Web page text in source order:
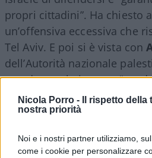
Nicola Porro -
Il rispetto
nostra priorità
Noi e i nostri partner utilizziamo,
come i cookie per personalizzare
propri cittadini”. Ha chiesto
un’offensiva eccessiva che
Tel Aviv. E poi si è vista con
dell’Autorità nazionale
una de-escalation vera” e
lungo termine, che può
Stati”.